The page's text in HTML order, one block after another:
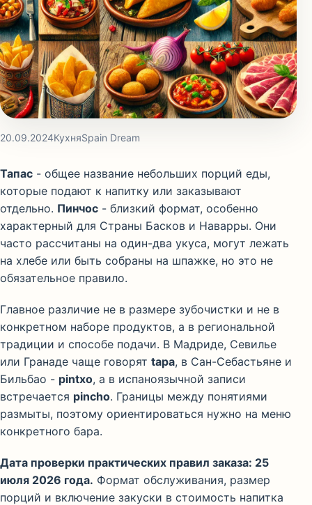
20.09.2024КухняSpain Dream
Тапас - общее название небольших порций еды,
которые подают к напитку или заказывают
отдельно. Пинчос - близкий формат, особенно
характерный для Страны Басков и Наварры. Они
часто рассчитаны на один-два укуса, могут лежать
на хлебе или быть собраны на шпажке, но это не
обязательное правило.
Главное различие не в размере зубочистки и не в
конкретном наборе продуктов, а в региональной
традиции и способе подачи. В Мадриде, Севилье
или Гранаде чаще говорят tapa, в Сан-Себастьяне и
Бильбао - pintxo, а в испаноязычной записи
встречается pincho. Границы между понятиями
размыты, поэтому ориентироваться нужно на меню
конкретного бара.
Дата проверки практических правил заказа: 25
июля 2026 года. Формат обслуживания, размер
порций и включение закуски в стоимость напитка